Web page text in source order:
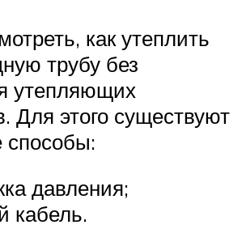
как утеплить
трубу без
утепляющих
Для этого существуют
давления;
кабель.